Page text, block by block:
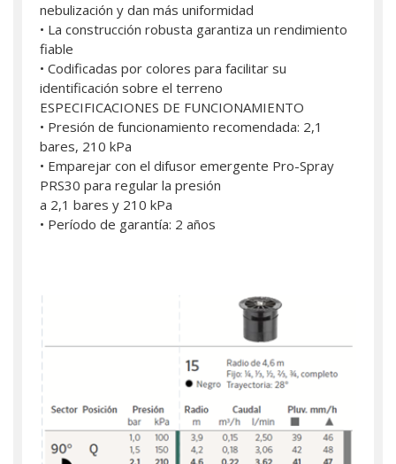
nebulización y dan más uniformidad
• La construcción robusta garantiza un rendimiento
fiable
• Codificadas por colores para facilitar su
identificación sobre el terreno
ESPECIFICACIONES DE FUNCIONAMIENTO
• Presión de funcionamiento recomendada: 2,1
bares, 210 kPa
• Emparejar con el difusor emergente Pro-Spray
PRS30 para regular la presión
a 2,1 bares y 210 kPa
• Período de garantía: 2 años